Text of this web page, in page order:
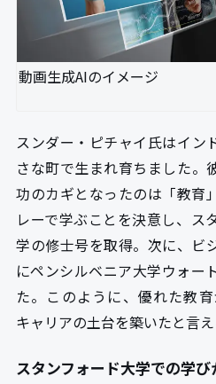
動画生成AIのイメージ
スンダー・ピチャイ氏はイン
さな町で生まれ育ちました。
功のカギとなったのは「教育
レーで学ぶことを決意し、ス
学の修士号を取得。次に、ビ
にペンシルベニア大学ウォー
た。このように、優れた教
キャリアの土台を築いたと言え
スタンフォード大学での学